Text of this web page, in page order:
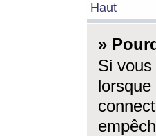
Haut
»
Si